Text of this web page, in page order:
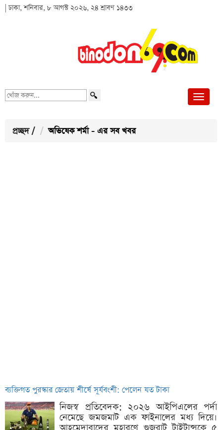
| ঢাকা, শনিবার, ৮ আগস্ট ২০২৬, ২৪ শ্রাবণ ১৪৩৩
খোঁজ
প্রচ্ছদ / অভিষেক শর্মা - এর সব খবর
ব্যক্তিগত পুরস্কার জেতায় শীর্ষে সূর্যবংশী: পেলেন যত টাকা
নিজস্ব প্রতিবেদক: ২০২৬ আইপিএলের পর্দা
নেমেছে জমজমাট এক ফাইনালের মধ্য দিয়ে।